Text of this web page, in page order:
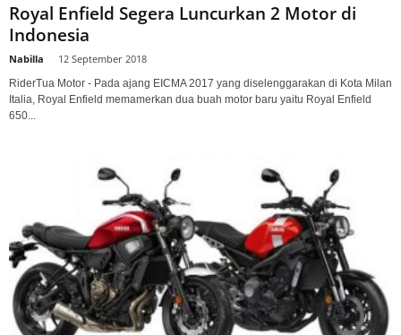
Royal Enfield Segera Luncurkan 2 Motor di
Indonesia
Nabilla 12 September 2018
RiderTua Motor - Pada ajang EICMA 2017 yang diselenggarakan di Kota Milan
Italia, Royal Enfield memamerkan dua buah motor baru yaitu Royal Enfield
650...